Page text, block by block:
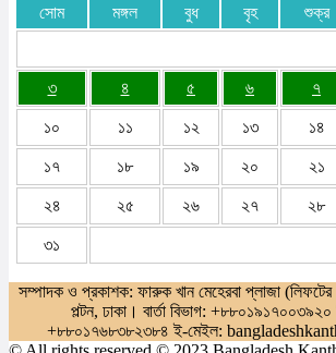
সোম মঙ্গল বুধ বৃহ শুক্র
৩ ৪ ৫ ৬ ৭
১০ ১১ ১২ ১৩ ১৪
১৭ ১৮ ১৯ ২০ ২১
২৪ ২৫ ২৬ ২৭ ২৮
৩১
সম্পাদক ও প্রকাশক: ফারুক খান মেহেরবা প্লাজা
পল্টন, ঢাকা। বার্তা বিভাগ: +৮৮০১৯১৭০০৩৯২০
+৮৮০১৭৬৮৩৮২৩৮৪ ই-মেইল: